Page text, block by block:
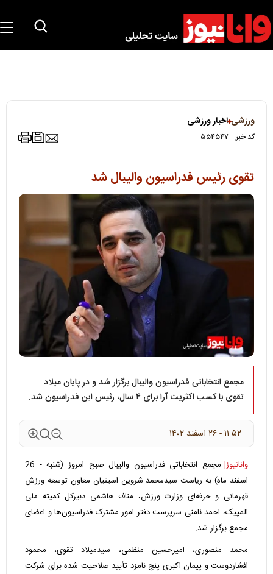
ورزشی اخبار ورزشی
کد خبر: ۵۵۴۵۴۷
تقوی رئیس فدراسیون والیبال شد
مجمع انتخاباتی فدراسیون والیبال برگزار شد و در پایان میلاد
تقوی با کسب اکثریت آرا برای ۴ سال، رئیس این فدراسیون شد.
۱۱:۵۲ - ۲۶ اسفند ۱۴۰۲
وانانیوز|
مجمع انتخاباتی فدراسیون والیبال صبح امروز (شنبه - 26
اسفند ماه) به ریاست سیدمحمد شروین اسبقیان معاون توسعه ورزش
قهرمانی و حرفه‌ای وزارت ورزش، مناف هاشمی دبیرکل کمیته ملی
المپیک، احمد نامنی سرپرست دفتر امور مشترک فدراسیون‌ها و اعضای
مجمع برگزار شد.
محمد منصوری، امیرحسین منظمی، سیدمیلاد تقوی، محمود
افشاردوست و پیمان اکبری پنج نامزد تأیید صلاحیت شده برای شرکت